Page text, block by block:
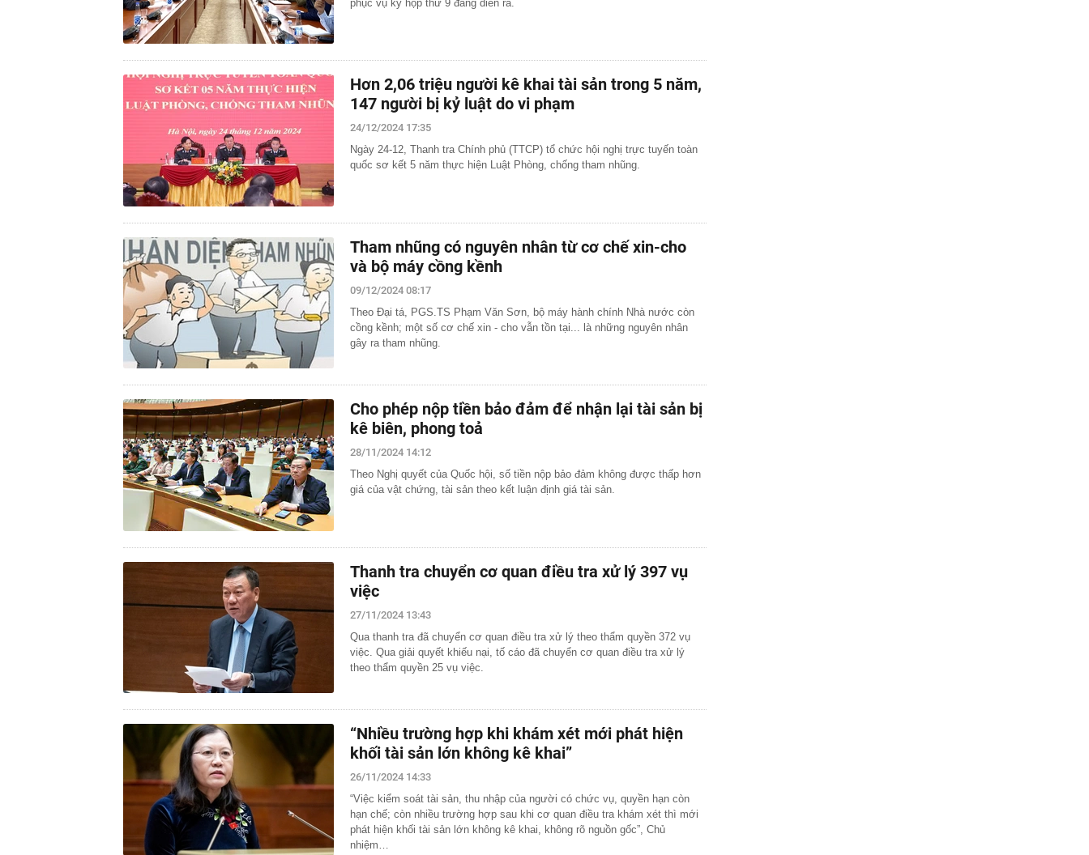
phục vụ kỳ họp thứ 9 đang diễn ra.
Hơn 2,06 triệu người kê khai tài sản trong 5 năm,
147 người bị kỷ luật do vi phạm
24/12/2024 17:35
Ngày 24-12, Thanh tra Chính phủ (TTCP) tổ chức hội nghị trực tuyến toàn
quốc sơ kết 5 năm thực hiện Luật Phòng, chống tham nhũng.
Tham nhũng có nguyên nhân từ cơ chế xin-cho
và bộ máy cồng kềnh
09/12/2024 08:17
Theo Đại tá, PGS.TS Phạm Văn Sơn, bộ máy hành chính Nhà nước còn
cồng kềnh; một số cơ chế xin - cho vẫn tồn tại... là những nguyên nhân
gây ra tham nhũng.
Cho phép nộp tiền bảo đảm để nhận lại tài sản bị
kê biên, phong toả
28/11/2024 14:12
Theo Nghị quyết của Quốc hội, số tiền nộp bảo đảm không được thấp hơn
giá của vật chứng, tài sản theo kết luận định giá tài sản.
Thanh tra chuyển cơ quan điều tra xử lý 397 vụ
việc
27/11/2024 13:43
Qua thanh tra đã chuyển cơ quan điều tra xử lý theo thẩm quyền 372 vụ
việc. Qua giải quyết khiếu nại, tố cáo đã chuyển cơ quan điều tra xử lý
theo thẩm quyền 25 vụ việc.
“Nhiều trường hợp khi khám xét mới phát hiện
khối tài sản lớn không kê khai”
26/11/2024 14:33
“Việc kiểm soát tài sản, thu nhập của người có chức vụ, quyền hạn còn
hạn chế; còn nhiều trường hợp sau khi cơ quan điều tra khám xét thì mới
phát hiện khối tài sản lớn không kê khai, không rõ nguồn gốc”, Chủ
nhiệm…